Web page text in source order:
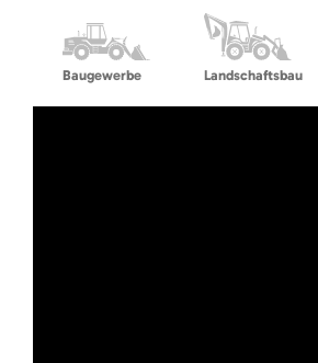
Baugewerbe Landschaftsbau